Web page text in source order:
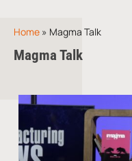
Home » Magma Talk
Magma Talk